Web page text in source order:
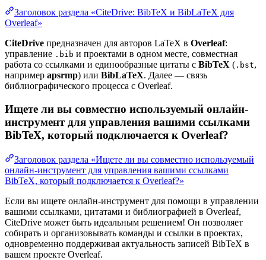
Заголовок раздела «CiteDrive: BibTeX и BibLaTeX для
Overleaf»
CiteDrive предназначен для авторов LaTeX в Overleaf:
управление .bib и проектами в одном месте, совместная
работа со ссылками и единообразные цитаты с BibTeX ( .bst,
например apsrmp) или BibLaTeX. Далее — связь
библиографического процесса с Overleaf.
Ищете ли вы совместно используемый онлайн-
инструмент для управления вашими ссылками
BibTeX, который подключается к Overleaf?
Заголовок раздела «Ищете ли вы совместно используемый
онлайн-инструмент для управления вашими ссылками
BibTeX, который подключается к Overleaf?»
Если вы ищете онлайн-инструмент для помощи в управлении
вашими ссылками, цитатами и библиографией в Overleaf,
CiteDrive может быть идеальным решением! Он позволяет
собирать и организовывать команды и ссылки в проектах,
одновременно поддерживая актуальность записей BibTeX в
вашем проекте Overleaf.